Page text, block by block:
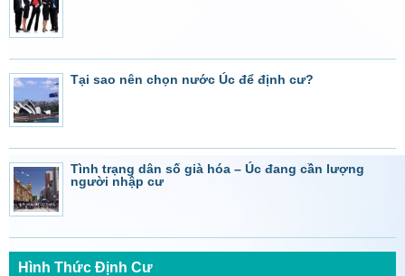
Tại sao nên chọn nước Úc để định cư?
Tình trạng dân số già hóa – Úc đang cần lượng
người nhập cư
Hình Thức Định Cư